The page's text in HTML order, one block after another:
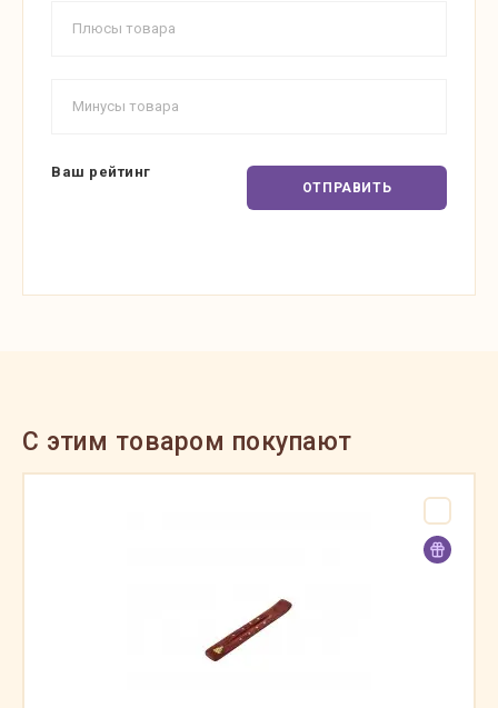
Ваш рейтинг
ОТПРАВИТЬ
C этим товаром покупают